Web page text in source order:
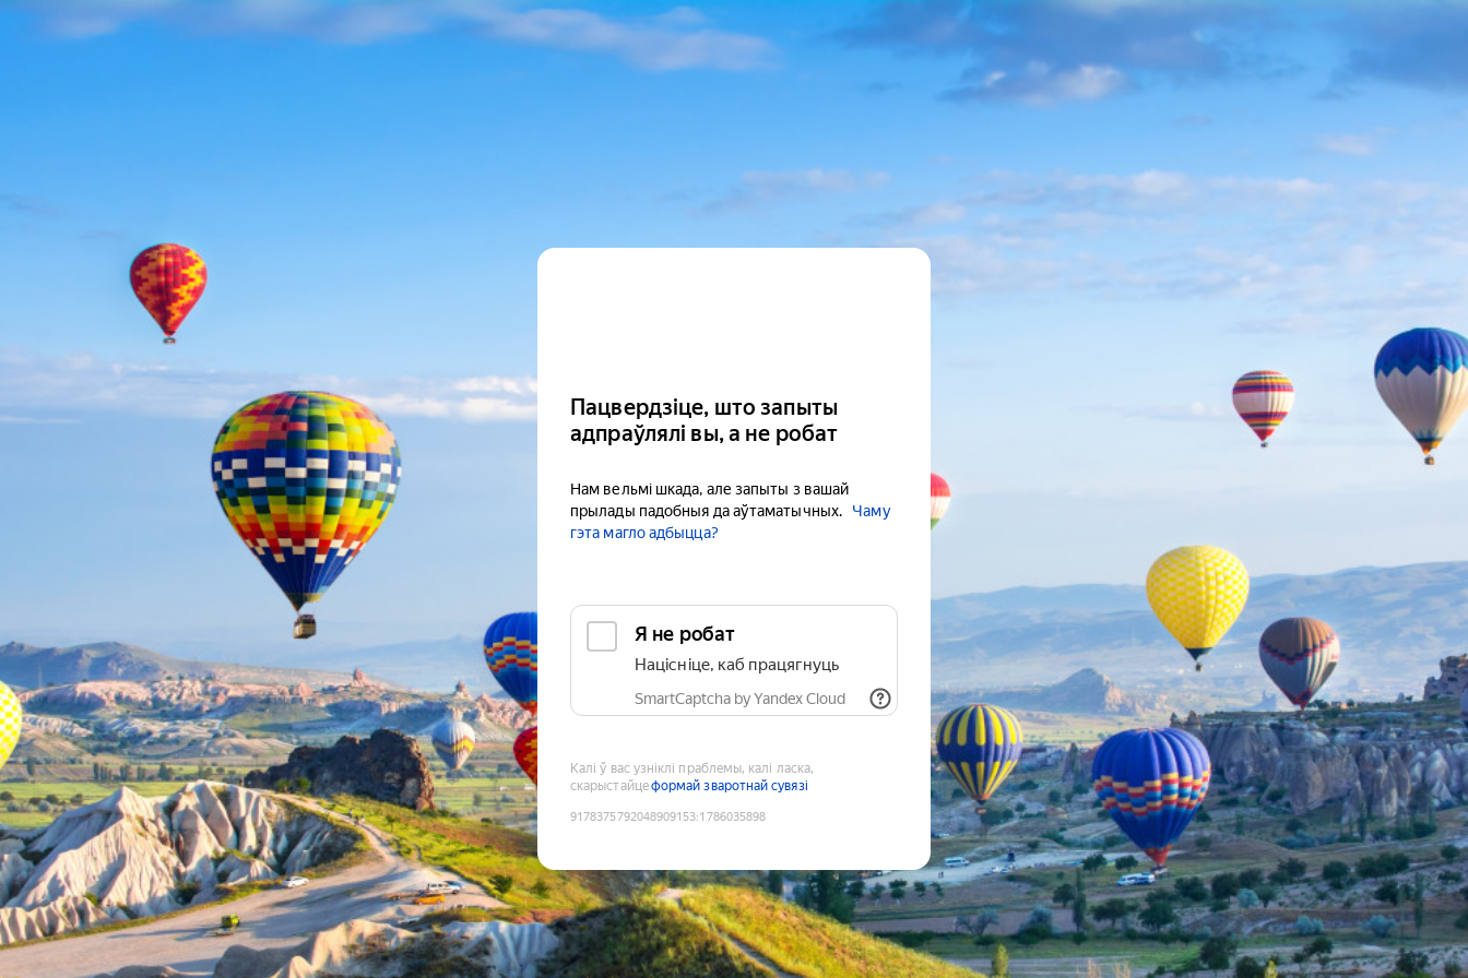
Пацвердзіце, што запыты
адпраўлялі вы, а не робат
Нам вельмі шкада, але запыты з вашай
прылады падобныя да аўтаматычных.
Чаму
гэта магло адбыцца?
Я не робат
Націсніце, каб працягнуць
SmartCaptcha by Yandex Cloud
Калі ў вас узніклі праблемы, калі ласка,
скарыстайцеформай зваротнай сувязі
9178375792048909153:1786035898